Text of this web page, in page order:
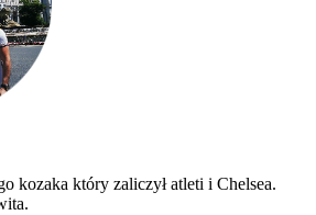
kozaka który zaliczył atleti i Chelsea.